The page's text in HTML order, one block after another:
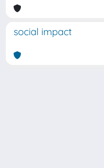
social impact